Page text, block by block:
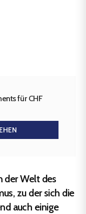
für CHF
der Welt des
zu der sich die
auch einige